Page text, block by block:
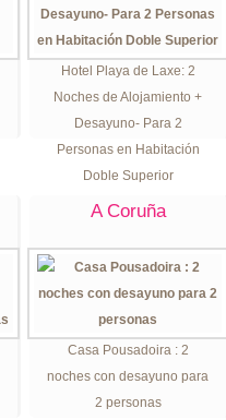
Hotel Playa de Laxe: 2
Noches de Alojamiento +
Desayuno- Para 2
Personas en Habitación
Doble Superior
A Coruña
Casa Pousadoira : 2
noches con desayuno para
2 personas